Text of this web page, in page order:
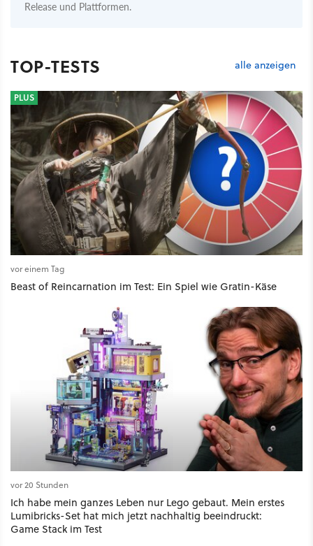
Release und Plattformen.
TOP-TESTS alle anzeigen
PLUS
vor einem Tag
Beast of Reincarnation im Test: Ein Spiel wie Gratin-Käse
vor 20 Stunden
Ich habe mein ganzes Leben nur Lego gebaut. Mein erstes
Lumibricks-Set hat mich jetzt nachhaltig beeindruckt:
Game Stack im Test